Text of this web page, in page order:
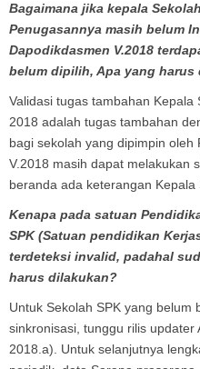
Bagaimana jika kepala
Penugasannya masih belum
Dapodikdasmen V.2018
belum dipilih, Apa yang harus
Validasi tugas tambahan
2018 adalah tugas tambahan
bagi sekolah yang dipimpin oleh
V.2018 masih dapat melakukan
beranda ada keterangan Kepala
Kenapa pada satuan
SPK (Satuan pendidikan
terdeteksi invalid, padahal
harus dilakukan?
Untuk Sekolah SPK yang belum
sinkronisasi, tunggu rilis
2018.a). Untuk selanjutnya